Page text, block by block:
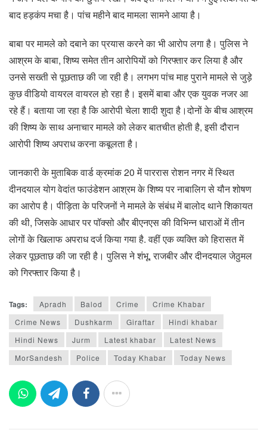
बाद हड़कंप मचा है। पांच महीने बाद मामला सामने आया है।
बाबा पर मामले को दबाने का प्रयास करने का भी आरोप लगा है। पुलिस ने
आश्रम के बाबा, शिष्य समेत तीन आरोपियों को गिरफ्तार कर लिया है और
उनसे सख्ती से पूछताछ की जा रही है। लगभग पांच माह पुराने मामले से जुड़े
कुछ वीडियो वायरल वायरल हो रहा है। इसमें बाबा और एक युवक नजर आ
रहे हैं। बताया जा रहा है कि आरोपी चेला शादी शुदा है।दोनों के बीच आश्रम
की शिष्य के साथ अनाचार मामले को लेकर बातचीत होती है, इसी दौरान
आरोपी शिष्य अपराध करना कबूलता है।
जानकारी के मुताबिक वार्ड क्रमांक 20 में पाररास रोशन नगर में स्थित
दीनदयाल योग वेदांत फाउंडेशन आश्रम के शिष्य पर नाबालिग से यौन शोषण
का आरोप है। पीड़िता के परिजनों ने मामले के संबंध में बालोद थाने शिकायत
की थी, जिसके आधार पर पॉक्सो और बीएनएस की विभिन्न धाराओं में तीन
लोगों के खिलाफ अपराध दर्ज किया गया है. वहीं एक व्यक्ति को हिरासत में
लेकर पूछताछ की जा रही है। पुलिस ने शंभू, राजबीर और दीनदयाल जेठुमल
को गिरफ्तार किया है।
Tags: Apradh Balod Crime
Crime Khabar
Crime News
Dushkarm Giraftar
Hindi khabar
Hindi News
Jurm Latest khabar
Latest News
MorSandesh
Police Today Khabar Today News